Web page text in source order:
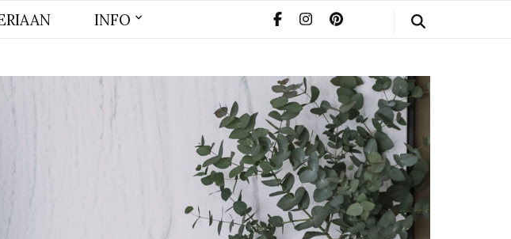
INFO
WONEN LIFESTYLE POMERIAAN